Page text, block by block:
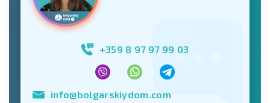
+359 8 97 97 99 03
info@bolgarskiydom.com